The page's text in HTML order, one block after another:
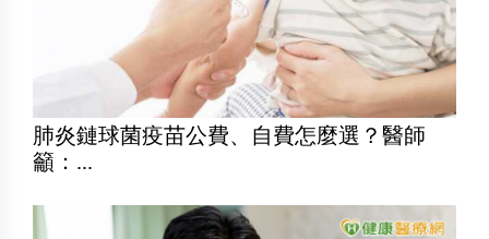
肺炎鏈球菌疫苗公費、自費怎麼選？醫師
籲：...